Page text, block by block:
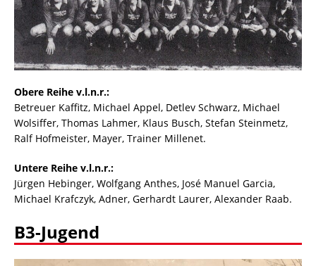
Obere Reihe v.l.n.r.:
Betreuer Kaffitz, Michael Appel, Detlev Schwarz, Michael
Wolsiffer, Thomas Lahmer, Klaus Busch, Stefan Steinmetz,
Ralf Hofmeister, Mayer, Trainer Millenet.
Untere Reihe v.l.n.r.:
Jürgen Hebinger, Wolfgang Anthes, José Manuel Garcia,
Michael Krafczyk, Adner, Gerhardt Laurer, Alexander Raab.
B3-Jugend